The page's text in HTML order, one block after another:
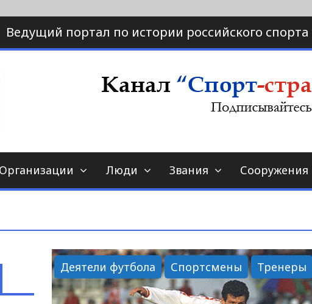
Ведущий портал по истории российского спорта
Спорт-страна.ру
портал по истории спорта
Организации Люди Звания Сооружения
Деятели футбола Спортсмены Тренеры